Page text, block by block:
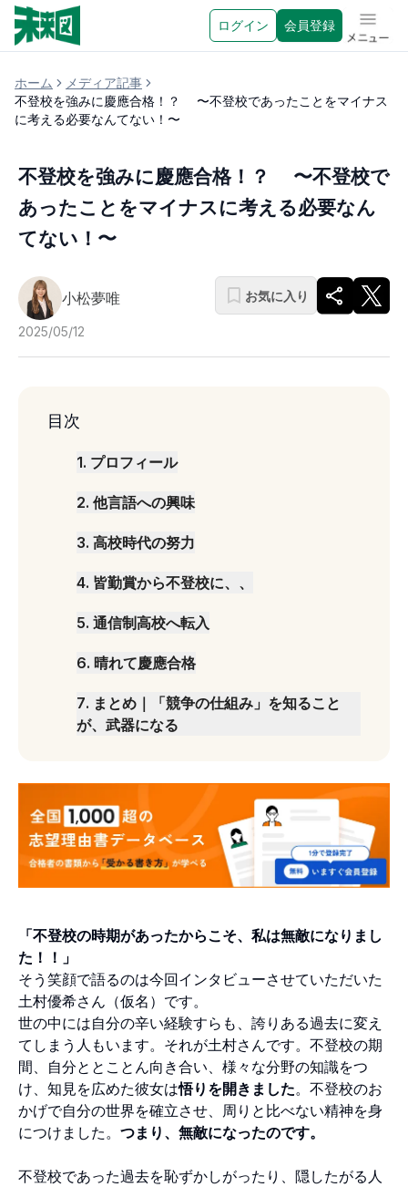
ログイン 会員登録 メニュ
ホーム
メディア記事
不登校を強みに慶應合格！？ 〜不登校であったことをマイナス
に考える必要なんてない！〜
不登校を強みに慶應合格！？ 〜不登校で
あったことをマイナスに考える必要なん
てない！〜
小松夢唯
2025/05/12
お気に入り
目次
1. プロフィール
2. 他言語への興味
3. 高校時代の努力
4. 皆勤賞から不登校に、、
5. 通信制高校へ転入
6. 晴れて慶應合格
7. まとめ｜「競争の仕組み」を知ること
が、武器になる
「不登校の時期があったからこそ、私は無敵になりまし
た！！」
そう笑顔で語るのは今回インタビューさせていただいた
土村優希さん（仮名）です。
世の中には自分の辛い経験すらも、誇りある過去に変え
てしまう人もいます。それが土村さんです。不登校の期
間、自分ととことん向き合い、様々な分野の知識をつ
け、知見を広めた彼女は悟りを開きました。不登校のお
かげで自分の世界を確立させ、周りと比べない精神を身
につけました。 つまり、無敵になったのです。
不登校であった過去を恥ずかしがったり、隠したがる人